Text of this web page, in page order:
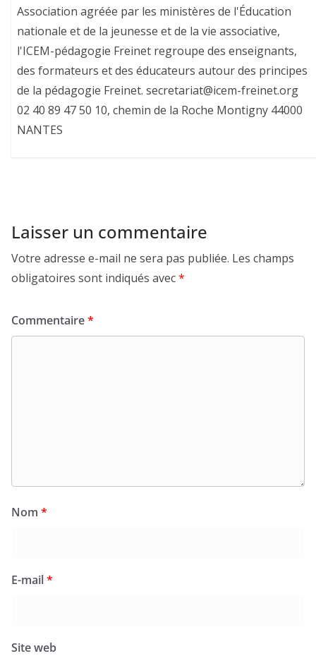
Association agréée par les ministères de l'Éducation
nationale et de la jeunesse et de la vie associative,
l'ICEM-pédagogie Freinet regroupe des enseignants,
des formateurs et des éducateurs autour des principes
de la pédagogie Freinet. secretariat@icem-freinet.org
02 40 89 47 50 10, chemin de la Roche Montigny 44000
NANTES
Laisser un commentaire
Votre adresse e-mail ne sera pas publiée. Les champs
obligatoires sont indiqués avec*
Commentaire*
Nom *
E-mail*
Site web